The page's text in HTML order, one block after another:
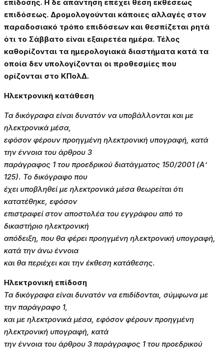
επίδοσης. Η δε απάντηση επέχει θέση εκθέσεως
επιδόσεως. Δρομολογούνται κάποιες αλλαγές στον
παραδοσιακό τρόπο επιδόσεων και θεσπίζεται ρητά
ότι το Σάββατο είναι εξαιρετέα ημέρα. Τέλος
καθορίζονται τα ημερολογιακά διαστήματα κατά τα
οποία δεν υπολογίζονται οι προθεσμίες που
ορίζονται στο ΚΠολΔ.
Ηλεκτρονική κατάθεση
Τα δικόγραφα είναι δυνατόν να υποβάλλονται και με
ηλεκτρονικά μέσα,
εφόσον φέρουν προηγμένη ηλεκτρονική υπογραφή, κατά
την έννοια του άρθρου 3
παράγραφος 1 του προεδρικού διατάγματος 150/2001 (Α’
125). Το δικόγραφο που
έχει υποβληθεί με ηλεκτρονικά μέσα θεωρείται ότι
κατατέθηκε, εφόσον
επιστραφεί στον αποστολέα του εγγράφου από το
δικαστήριο ηλεκτρονική
απόδειξη, που θα φέρει προηγμένη ηλεκτρονική υπογραφή,
κατά την άνω έννοια
και θα περιέχει και την έκθεση κατάθεσης.
Ηλεκτρονική επίδοση
Τα δικόγραφα είναι δυνατόν να επιδίδονται, σύμφωνα με
την παράγραφο 1,
και με ηλεκτρονικά μέσα, εφόσον φέρουν προηγμένη
ηλεκτρονική υπογραφή, κατά
την έννοια του άρθρου 3 παράγραφος 1 του προεδρικού